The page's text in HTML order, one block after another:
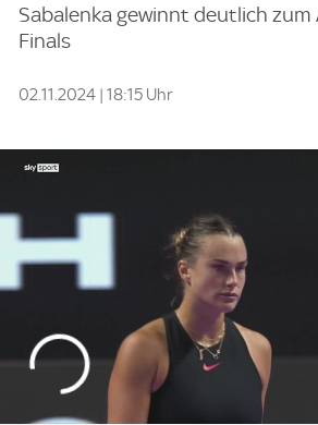
Sabalenka gewinnt deutlich
Finals
02.11.2024 | 18:15 Uhr